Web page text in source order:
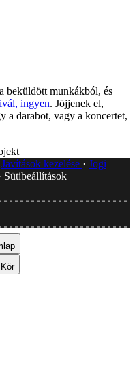
beküldött munkákból, és
ingyen. Jöjjenek el,
a darabot, vagy a koncertet,
Javítások kezelése
Jogi
Sütibeállítások
Kör